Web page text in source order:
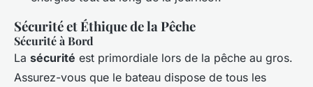
Sécurité et Éthique de la Pêche
Sécurité à Bord
La sécurité est primordiale lors de la pêche au gros.
Assurez-vous que le bateau dispose de tous les